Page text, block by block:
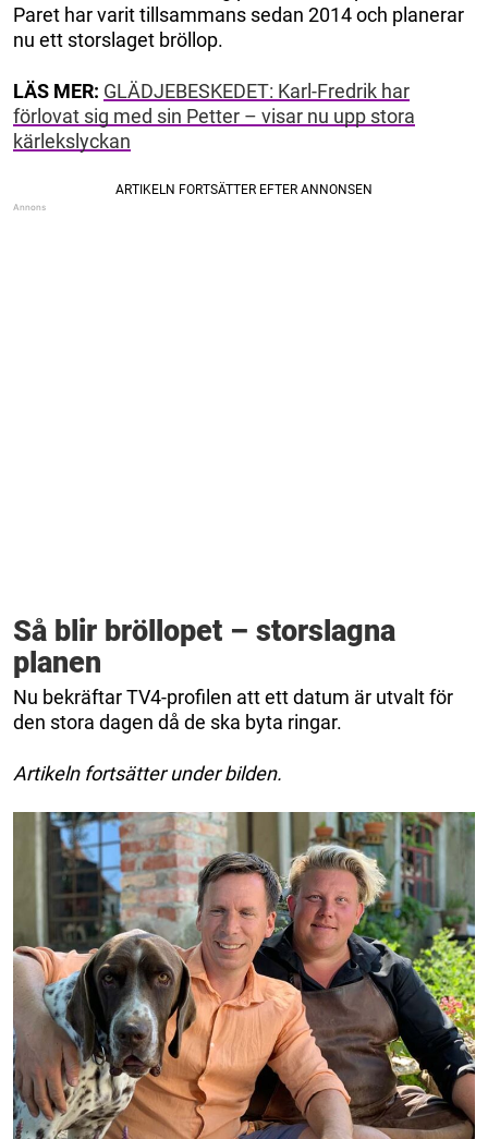
Paret har varit tillsammans sedan 2014 och planerar
nu ett storslaget bröllop.
LÄS MER: GLÄDJEBESKEDET: Karl-Fredrik har
förlovat sig med sin Petter – visar nu upp stora
kärlekslyckan
Så blir bröllopet – storslagna
planen
Nu bekräftar TV4-profilen att ett datum är utvalt för
den stora dagen då de ska byta ringar.
Artikeln fortsätter under bilden.